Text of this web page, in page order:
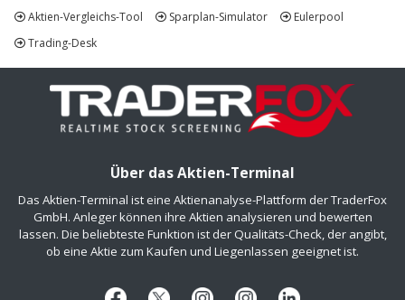
Aktien-Vergleichs-Tool
Sparplan-Simulator
Eulerpool
Trading-Desk
Über das Aktien-Terminal
Das Aktien-Terminal ist eine Aktienanalyse-Plattform der TraderFox
GmbH. Anleger können ihre Aktien analysieren und bewerten
lassen. Die beliebteste Funktion ist der Qualitäts-Check, der angibt,
ob eine Aktie zum Kaufen und Liegenlassen geeignet ist.